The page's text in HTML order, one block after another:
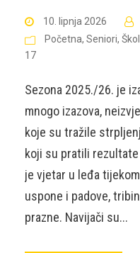
10. lipnja 2026
Početna, Seniori,
17
Sezona 2025./26. je
mnogo izazova,
koje su tražile
koji su pratili rezultate
je vjetar u leđa
uspone i padove,
prazne. Navijači su...